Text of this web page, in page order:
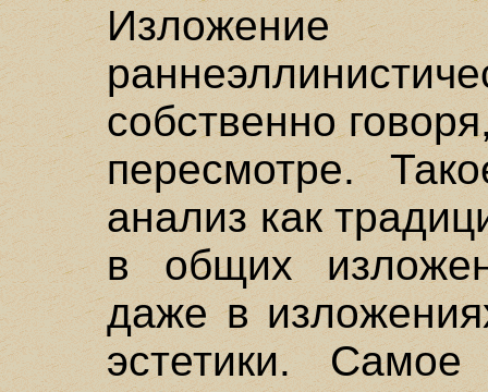
собственно
пересмотре.
анализ как
в общих
даже в
эстетики.